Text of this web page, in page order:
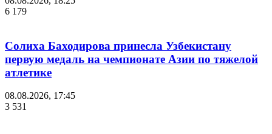
6 179
Солиха Баходирова принесла Узбекистану
первую медаль на чемпионате Азии по тяжелой
атлетике
08.08.2026, 17:45
3 531